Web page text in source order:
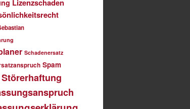
Lizenzschaden
Schadenersatz
Spam
Störerhaftung